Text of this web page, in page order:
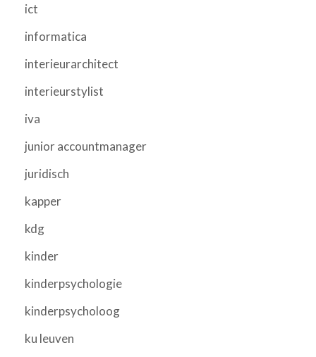
ict
informatica
interieurarchitect
interieurstylist
iva
junior accountmanager
juridisch
kapper
kdg
kinder
kinderpsychologie
kinderpsycholoog
ku leuven